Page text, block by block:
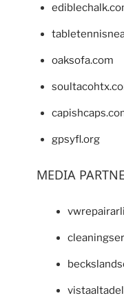
oaksofa.com
gpsyfl.org
MEDIA